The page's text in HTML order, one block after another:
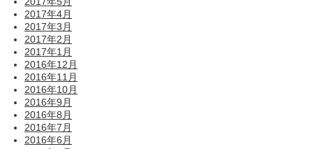
2017年4月
2017年3月
2017年2月
2017年1月
2016年12月
2016年11月
2016年10月
2016年9月
2016年8月
2016年7月
2016年6月